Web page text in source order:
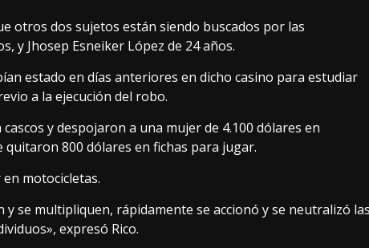
otros dos sujetos están siendo buscados por las
y Jhosep Esneiker López de 24 años.
estado en días anteriores en dicho casino para estudiar
a la ejecución del robo.
y despojaron a una mujer de 4.100 dólares en
800 dólares en fichas para jugar.
motocicletas.
se multipliquen, rápidamente se accionó y se neutralizó
expresó Rico.